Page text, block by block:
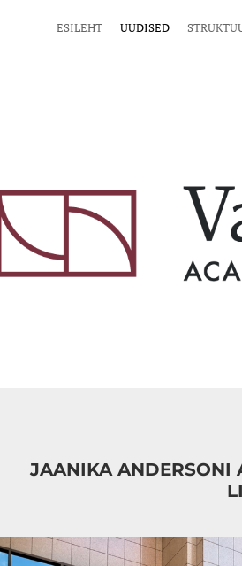
ESILEHT UUDISED
JAANIKA ANDERSONI